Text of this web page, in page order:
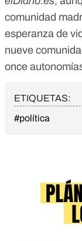
comunidad
esperanza de
nueve
once
ETIQUETAS:
#política